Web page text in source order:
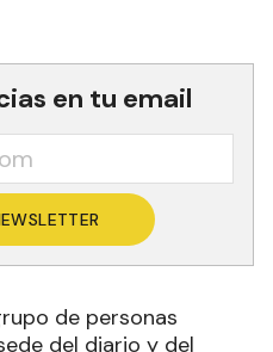
en tu email
de personas
del diario y del